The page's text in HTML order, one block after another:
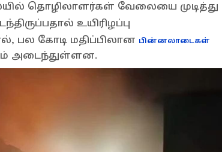
தொழிலாளர்கள் வேலையை முடித்து
உயிரிழப்பு
பல கோடி மதிப்பிலான பின்னலாடைகள்
அடைந்துள்ளன.